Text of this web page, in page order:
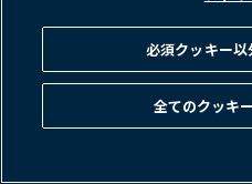
来年は​より​選別的な​姿
資本が​潤沢で​スプレ
環境下では、​ファンダ
リスク管理に​根差した​
以上に​高まっています
必須クッキー
全てのクッキ